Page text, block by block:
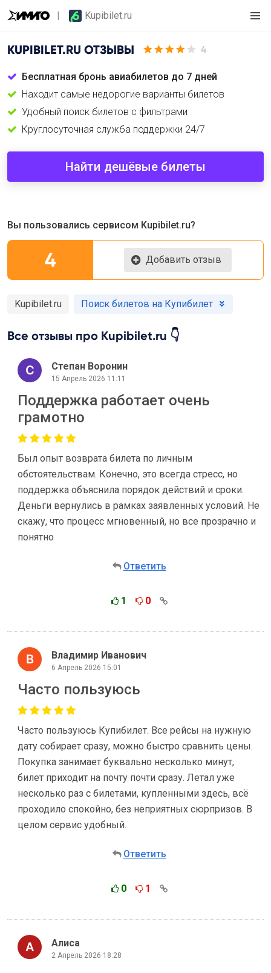
Kupibilet.ru
KUPIBILET.RU ОТЗЫВЫ 4
Бесплатная бронь авиабилетов до 7 дней
Находит самые недорогие варианты билетов
Удобный поиск билетов с фильтрами
Круглосуточная служба поддержки 24/7
Найти дешёвые билеты
Вы пользовались сервисом Kupibilet.ru?
4 Добавить отзыв
Kupibilet.ru Поиск билетов на Купибилет
Все отзывы про Kupibilet.ru 👇
Степан Воронин
15 Апрель 2026 11:11
Поддержка работает очень
грамотно
Был опыт возврата билета по личным
обстоятельствам. Конечно, это всегда стресс, но
поддержка объяснила порядок действий и сроки.
Деньги вернулись в рамках заявленных условий. Не
скажу, что процесс мгновенный, но все прозрачно и
понятно
Ответить
1 0
Владимир Иванович
6 Апрель 2026 15:01
Часто пользуюсь
Часто пользуюсь Купибилет. Все рейсы на нужную
дату собирает сразу, можно быстро сравнить цены.
Покупка занимает буквально несколько минут,
билет приходит на почту почти сразу. Летал уже
несколько раз с билетами, купленными здесь, всё
проходило спокойно, без неприятных сюрпризов. В
целом сервис удобный.
Ответить
0 1
Алиса
2 Апрель 2026 18:28